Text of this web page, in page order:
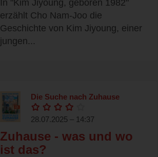
In "Kim Jiyoung, geboren 1982"
erzählt Cho Nam-Joo die
Geschichte von Kim Jiyoung, einer
jungen...
Die Suche nach Zuhause
28.07.2025 – 14:37
Zuhause - was und wo
ist das?